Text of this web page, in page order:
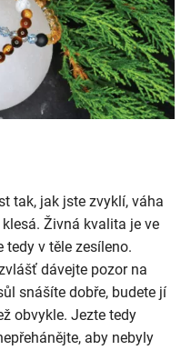
tak, jak jste zvyklí, váha
Živná kvalita je ve
tedy v těle zesíleno.
dávejte pozor na
snášíte dobře, budete jí
obvykle. Jezte tedy
aby nebyly